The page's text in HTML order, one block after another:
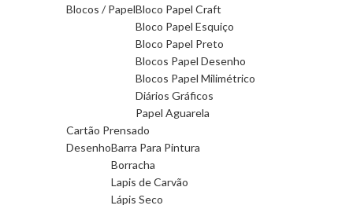
Blocos / PapelBloco Papel Craft
Bloco Papel Esquiço
Bloco Papel Preto
Blocos Papel Desenho
Blocos Papel Milimétrico
Diários Gráficos
Papel Aguarela
Cartão Prensado
DesenhoBarra Para Pintura
Borracha
Lapis de Carvão
Lápis Seco